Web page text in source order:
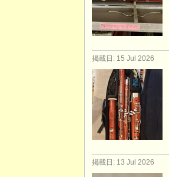
掲載日: 15 Jul 2026
掲載日: 13 Jul 2026